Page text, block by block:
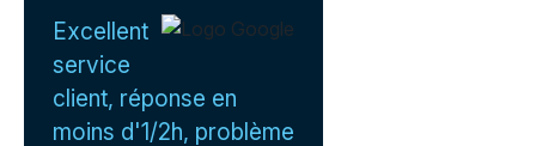
Excellent
service
client, réponse en
moins d'1/2h, problème